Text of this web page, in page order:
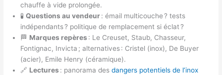
chauffe à vide prolongée.
🧪Questions au vendeur: émail multicouche ? tests
indépendants ? politique de remplacement si éclat ?
🏁 Marques repères : Le Creuset, Staub, Chasseur,
Fontignac, Invicta ; alternatives : Cristel (inox), De Buyer
(acier), Emile Henry (céramique).
🔗 Lectures : panorama desdangers potentiels de l’inox